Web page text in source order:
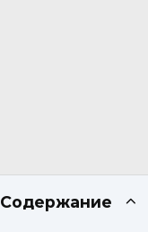
Содержание